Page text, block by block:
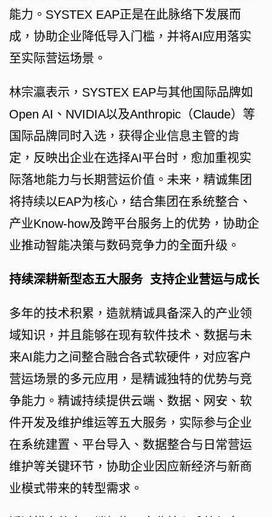
能力。SYSTEX EAP正是在此脉络下发展而
成，协助企业降低导入门槛，并将AI应用落实
至实际营运场景。
林宗瀛表示，SYSTEX EAP与其他国际品牌如
Open AI、NVIDIA以及Anthropic（Claude）等
国际品牌同时入选，获得企业信息主管的肯
定，反映出企业在选择AI平台时，愈加重视实
际落地能力与长期营运价值。未来，精诚集团
将持续以EAP为核心，结合集团在系统整合、
产业Know-how及跨平台服务上的优势，协助企
业推动智能决策与数码竞争力的全面升级。
持续深耕新型态五大服务 支持企业营运与成长
多年的技术积累，造就精诚具备深入的产业领
域知识，并且能够在现有软件技术、数据与未
来AI能力之间整合融合各式软硬件，对应客户
营运场景的多元应用，是精诚独特的优势与竞
争能力。精诚持续提供云端、数据、网安、软
件开发及维护维运等五大服务，实际参与企业
在系统建置、平台导入、数据整合与日常营运
维护等关键环节，协助企业因应新经济与新商
业模式带来的转型需求。